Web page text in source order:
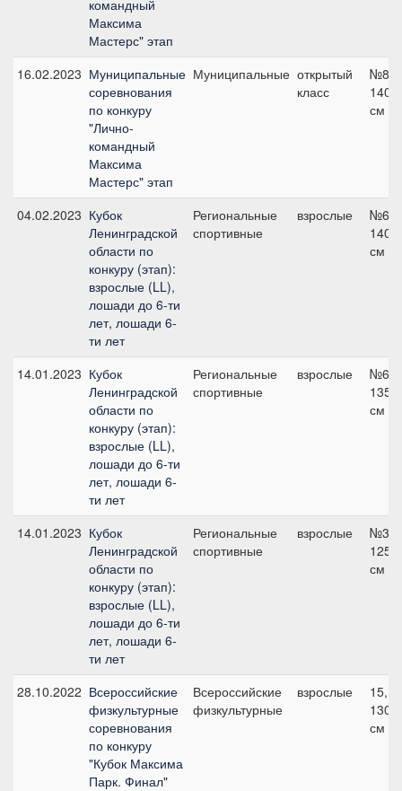
командный
Максима
Мастерс" этап
16.02.2023 Муниципальные
соревнования
по конкуру
"Лично-
командный
Максима
Мастерс" этап
Муниципальные открытый
класс
№8,
140
см
04.02.2023 Кубок
Ленинградской
области по
конкуру (этап):
взрослые (LL),
лошади до 6-ти
лет, лошади 6-
ти лет
Региональные
спортивные
взрослые
№6,
140
см
14.01.2023 Кубок
Ленинградской
области по
конкуру (этап):
взрослые (LL),
лошади до 6-ти
лет, лошади 6-
ти лет
Региональные
спортивные
взрослые
№6,
135
см
14.01.2023 Кубок
Ленинградской
области по
конкуру (этап):
взрослые (LL),
лошади до 6-ти
лет, лошади 6-
ти лет
Региональные
спортивные
взрослые
№3,
125
см
28.10.2022 Всероссийские
физкультурные
соревнования
по конкуру
"Кубок Максима
Парк. Финал"
Всероссийские
физкультурные
взрослые
15,
130
см